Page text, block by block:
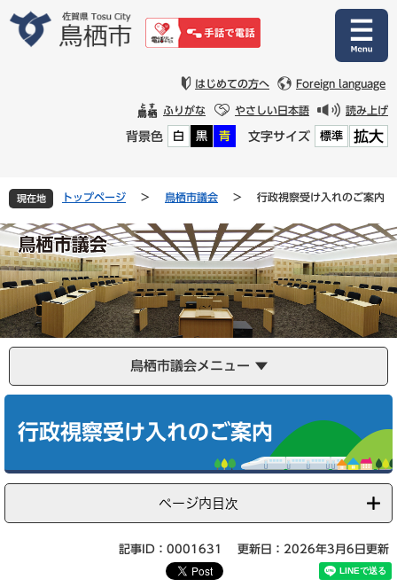
文
はじめての方へ Foreign language
ふりがな やさしい日本語 読み上げ
背景色 白 黒 青 文字サイズ 標準 拡大
現在地 トップページ > 鳥栖市議会 > 行政視察受け入れのご案内
鳥栖市議会メニュー
行政視察受け入れのご案内
ページ内目次
記事ID：0001631 更新日：2026年3月6日更新